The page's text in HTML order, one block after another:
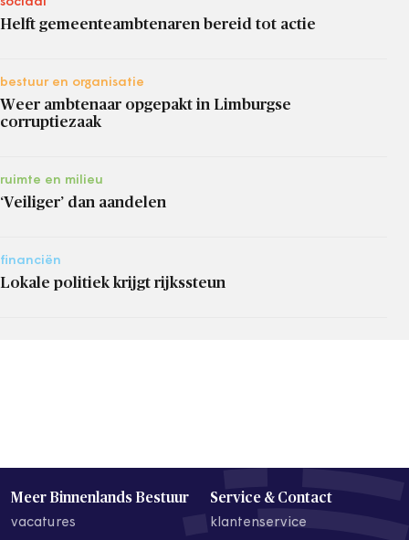
Helft gemeenteambtenaren bereid tot actie
bestuur en organisatie
Weer ambtenaar opgepakt in Limburgse
corruptiezaak
ruimte en milieu
‘Veiliger’ dan aandelen
financiën
Lokale politiek krijgt rijkssteun
Meer Binnenlands Bestuur
vacatures
Service & Contact
klantenservice